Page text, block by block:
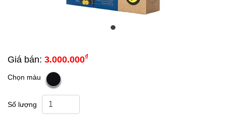
Giá bán: 3.000.000₫
Chọn màu
Số lượng